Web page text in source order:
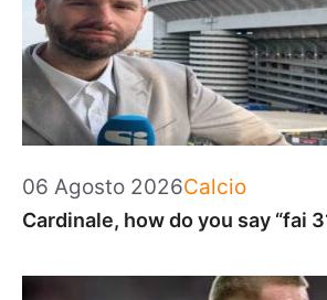
06 Agosto 2026Categorie
Calcio
Cardinale, how do you say “fai